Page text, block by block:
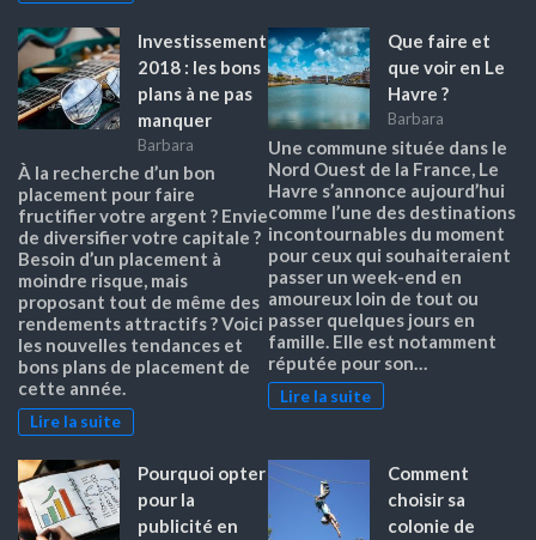
Investissement
2018 : les bons
plans à ne pas
manquer
Barbara
À la recherche d’un bon
placement pour faire
fructifier votre argent ? Envie
de diversifier votre capitale ?
Besoin d’un placement à
moindre risque, mais
proposant tout de même des
rendements attractifs ? Voici
les nouvelles tendances et
bons plans de placement de
cette année.
Lire la suite
Que faire et
que voir en Le
Havre ?
Barbara
Une commune située dans le
Nord Ouest de la France, Le
Havre s’annonce aujourd’hui
comme l’une des destinations
incontournables du moment
pour ceux qui souhaiteraient
passer un week-end en
amoureux loin de tout ou
passer quelques jours en
famille. Elle est notamment
réputée pour son…
Lire la suite
Pourquoi opter
pour la
publicité en
Comment
choisir sa
colonie de